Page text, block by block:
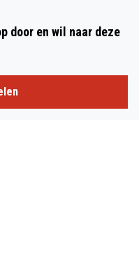
door en wil naar deze